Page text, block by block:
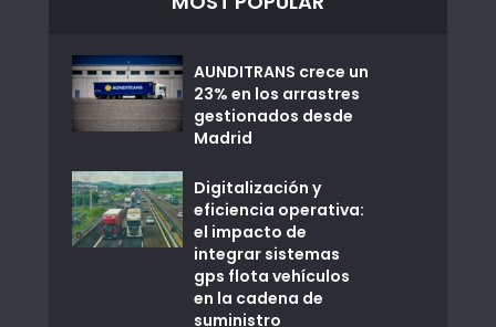
AUNDITRANS crece un
23% en los arrastres
gestionados desde
Madrid
Digitalización y
eficiencia operativa:
el impacto de
integrar sistemas
gps flota vehículos
en la cadena de
suministro